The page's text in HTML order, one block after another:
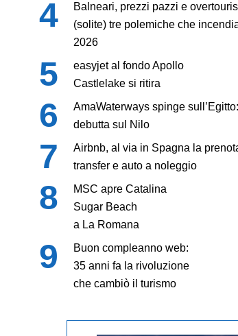
Balneari, prezzi pazzi e
(solite) tre polemiche che
2026
easyjet al fondo Apollo
Castlelake si ritira
AmaWaterways spinge
debutta sul Nilo
Airbnb, al via in Spagna la
transfer e auto a noleggio
MSC apre Catalina
Sugar Beach
a La Romana
Buon compleanno web:
35 anni fa la rivoluzione
che cambiò il turismo